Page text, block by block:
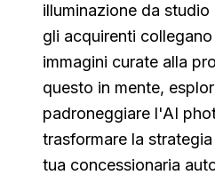
illuminazione da
gli acquirenti
immagini curate alla
questo in mente,
padroneggiare l'AI
trasformare la
tua concessionaria